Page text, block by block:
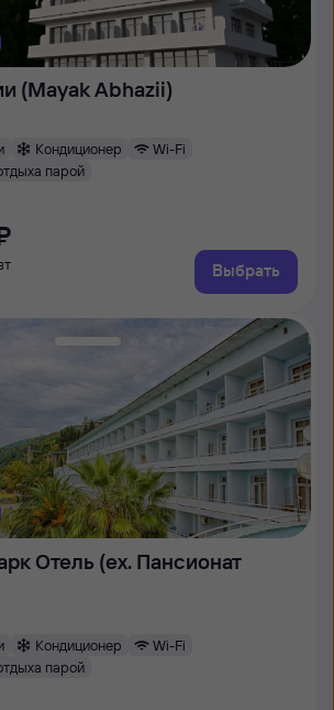
(Mayak Abhazii)
Кондиционер
Wi-Fi
парой
Выбрать
Отель (ex. Пансионат
Кондиционер
Wi-Fi
парой